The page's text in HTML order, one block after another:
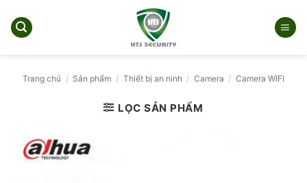
qua
Trang chủ / Sản phẩm / Thiết bị an ninh / Camera / Camera WIFI
LỌC SẢN PHẨM